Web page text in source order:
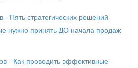
- Пять стратегических решений
нужно принять ДО начала продаж
- Как проводить эффективные